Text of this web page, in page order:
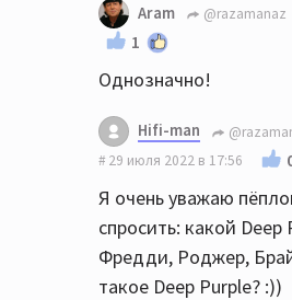
Aram @razamanaz
1
Однозначно!
Hifi-man
29 июля 2022 в 17:56
Я очень уважаю
спросить: какой Deep
Фредди, Роджер,
такое Deep Purple? :))